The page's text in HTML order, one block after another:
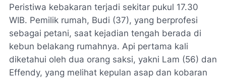
​Peristiwa kebakaran terjadi sekitar pukul 17.30
WIB. Pemilik rumah, Budi (37), yang berprofesi
sebagai petani, saat kejadian tengah berada di
kebun belakang rumahnya. Api pertama kali
diketahui oleh dua orang saksi, yakni Lam (56) dan
Effendy, yang melihat kepulan asap dan kobaran